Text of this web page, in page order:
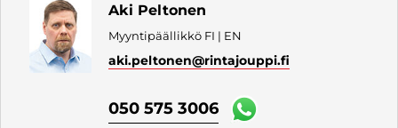
Aki Peltonen
Myyntipäällikkö FI | EN
aki.peltonen@rintajouppi.fi
050 575 3006